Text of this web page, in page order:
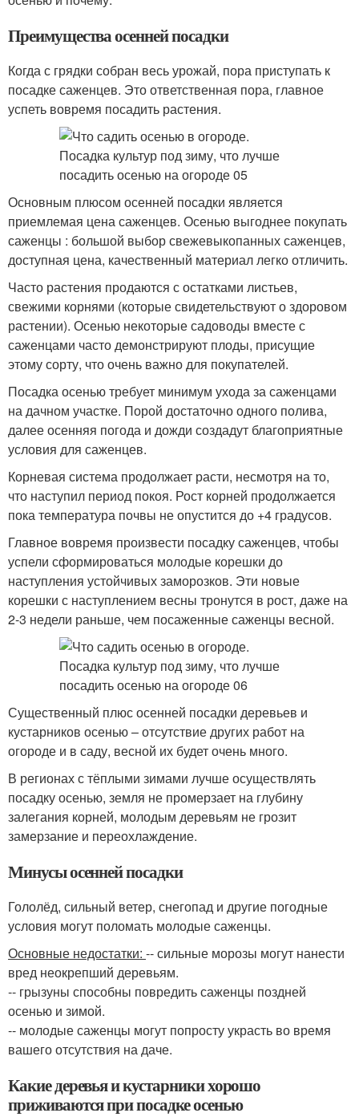
Преимущества осенней посадки
Когда с грядки собран весь урожай, пора приступать к
посадке саженцев. Это ответственная пора, главное
успеть вовремя посадить растения.
Основным плюсом осенней посадки является
приемлемая цена саженцев. Осенью выгоднее покупать
саженцы : большой выбор свежевыкопанных саженцев,
доступная цена, качественный материал легко отличить.
Часто растения продаются с остатками листьев,
свежими корнями (которые свидетельствуют о здоровом
растении). Осенью некоторые садоводы вместе с
саженцами часто демонстрируют плоды, присущие
этому сорту, что очень важно для покупателей.
Посадка осенью требует минимум ухода за саженцами
на дачном участке. Порой достаточно одного полива,
далее осенняя погода и дожди создадут благоприятные
условия для саженцев.
Корневая система продолжает расти, несмотря на то,
что наступил период покоя. Рост корней продолжается
пока температура почвы не опустится до +4 градусов.
Главное вовремя произвести посадку саженцев, чтобы
успели сформироваться молодые корешки до
наступления устойчивых заморозков. Эти новые
корешки с наступлением весны тронутся в рост, даже на
2-3 недели раньше, чем посаженные саженцы весной.
Существенный плюс осенней посадки деревьев и
кустарников осенью – отсутствие других работ на
огороде и в саду, весной их будет очень много.
В регионах с тёплыми зимами лучше осуществлять
посадку осенью, земля не промерзает на глубину
залегания корней, молодым деревьям не грозит
замерзание и переохлаждение.
Минусы осенней посадки
Гололёд, сильный ветер, снегопад и другие погодные
условия могут поломать молодые саженцы.
Основные недостатки: -- сильные морозы могут нанести
вред неокрепший деревьям.
-- грызуны способны повредить саженцы поздней
осенью и зимой.
-- молодые саженцы могут попросту украсть во время
вашего отсутствия на даче.
Какие деревья и кустарники хорошо
приживаются при посадке осенью